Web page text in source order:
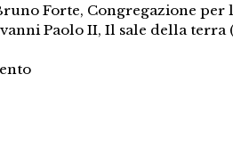
Forte, Congregazione per
Paolo II, Il sale della terra